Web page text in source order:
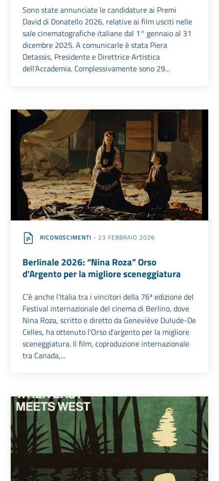
Sono state annunciate le candidature ai Premi
David di Donatello 2026, relative ai film usciti nelle
sale cinematografiche italiane dal 1° gennaio al 31
dicembre 2025. A comunicarle è stata Piera
Detassis, Presidente e Direttrice Artistica
dell’Accademia. Complessivamente sono 29...
RICONOSCIMENTI - 23 FEBBRAIO 2026
Berlinale 2026: “Nina Roza” Orso
d’Argento per la migliore sceneggiatura
C’è anche l’Italia tra i vincitori della 76ª edizione del
Festival internazionale del cinema di Berlino, dove
Nina Roza, scritto e diretto da Geneviève Dulude-De
Celles, ha ottenuto l’Orso d’argento per la migliore
sceneggiatura. Il film, coproduzione internazionale
tra Canada,...